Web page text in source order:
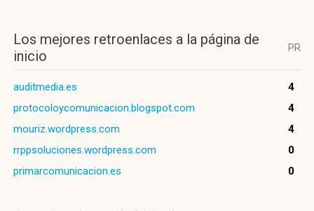
Los mejores retroenlaces a la página de
inicio
PR
auditmedia.es
4
protocoloycomunicacion.blogspot.com
4
mouriz.wordpress.com
4
rrppsoluciones.wordpress.com
0
primarcomunicacion.es
0